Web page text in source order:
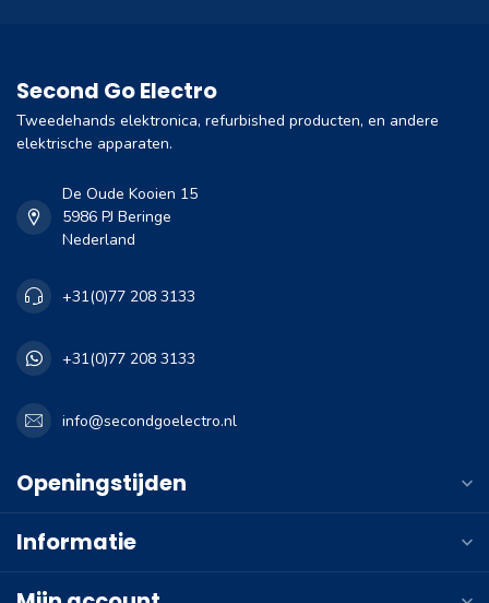
Second Go Electro
Tweedehands elektronica, refurbished producten, en andere
elektrische apparaten.
De Oude Kooien 15
5986 PJ Beringe
Nederland
+31(0)77 208 3133
+31(0)77 208 3133
info@secondgoelectro.nl
Openingstijden
Informatie